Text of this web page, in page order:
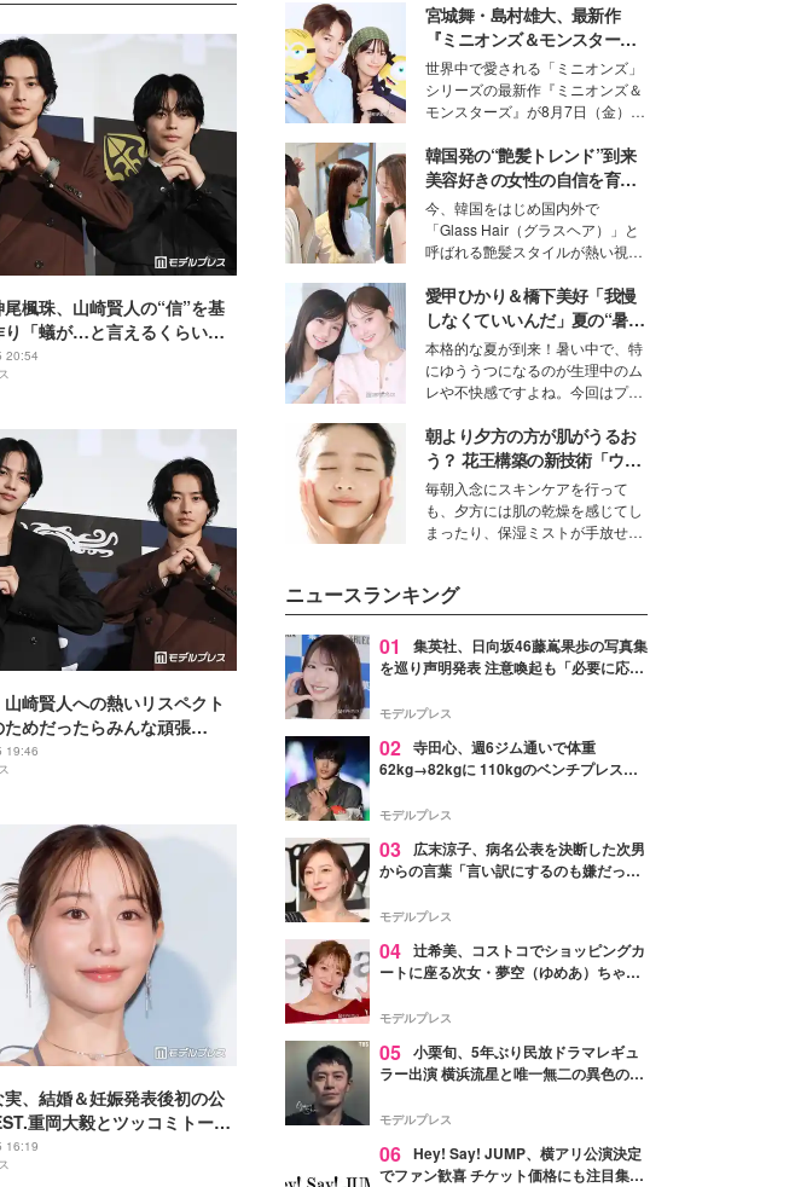
尾楓珠、山崎賢人の“信”を基
り「蟻が…と言えるくらいの
いと」【キングダム 魂の決
20:54
崎賢人への熱いリスペクト
ためだったらみんな頑張
しての姿を絶賛【キングダ
】
19:46
実、結婚＆妊娠発表後初の公
重岡大毅とツッコミトーク
いな子なので…」【5秒で完
成する方法】
16:19
取締役兼クリエイティブディレク
ター・茅野しのぶ。一人ひとりの
個性に寄り添い、魅力を引き出す
衣装作りは、多くの女性たちに勇
気と自信を与え続けている。
宮城舞・島村雄大、最新作
『ミニオンズ＆モンスター
ズ』の魅力熱弁 ハチャメチャ
だけじゃない“友情と絆”に感
動
世界中で愛される「ミニオンズ」
シリーズの最新作『ミニオンズ＆
モンスターズ』が8月7日（金）に
ニオン好き”という共通点を持つモ
デルの宮城舞と島村雄大の特別対
談をお届け！それぞれの視点か
ら、今作ならではの魅力や予想外
の感動をもたらす奥深いストーリ
ーについて熱く語り合ってもらっ
た。
韓国発の“艶髪トレンド”到来
美容好きの女性の自信を育む
「ヘアケア事情」って？
今、韓国をはじめ国内外で
「Glass Hair（グラスヘア）」と
呼ばれる艶髪スタイルが熱い視線
ションの完成度を高めるベースと
して、“髪そのものの美しさ”に改
めて注目する人が増えている様
子。今回は、そんな憧れの艶やか
な髪を日常で叶える、美容好きの
女性たちのヘアケア事情を紹介し
ます。
愛甲ひかり＆橋下美好「我慢
しなくていいんだ」夏の“暑さ
対策”の新しい選択肢とは？
本格的な夏が到来！暑い中で、特
にゆううつになるのが生理中のム
レや不快感ですよね。今回はプラ
モデル・愛甲ひかりさんと橋下美
好さんを迎えて本音で女子会トー
ク。猛暑のお出かけを快適に過ご
すヒントや、2人が感動した夏の
生理の新常識にも迫りました。
朝より夕方の方が肌がうるお
う？ 花王構築の新技術「ウォ
ーターキャプチャリングスキ
ン（捕水肌）」がスキンケア
の常識を変える予感
毎朝入念にスキンケアを行って
も、夕方には肌の乾燥を感じてし
まったり、保湿ミストが手放せな
性を秘めた、革新的な「Water
Capturing Skin（ウォーターキャ
プチャリングスキン：捕水肌）」
技術を、花王が構築した。
ニュースランキング
01
集英社、日向坂46藤嶌果歩の写真集
を巡り声明発表 注意喚起も「必要に応じ
モデルプレス
02 寺田心、週6ジム通いで体重
62kg→82kgに 110kgのベンチプレス持
「かっこいい」と反響
モデルプレス
03
広末涼子、病名公表を決断した次男
からの言葉「言い訳にするのも嫌だっ
モデルプレス
04 辻希美、コストコでショッピングカ
ートに座る次女・夢空（ゆめあ）ちゃん
ぎ」「成長を感じる」の声
モデルプレス
05 小栗旬、5年ぶり民放ドラマレギュ
ラー出演 横浜流星と唯一無二の異色のバ
モデルプレス
06 Hey! Say! JUMP、横アリ公演決定
でファン歓喜 チケット価格にも注目集ま